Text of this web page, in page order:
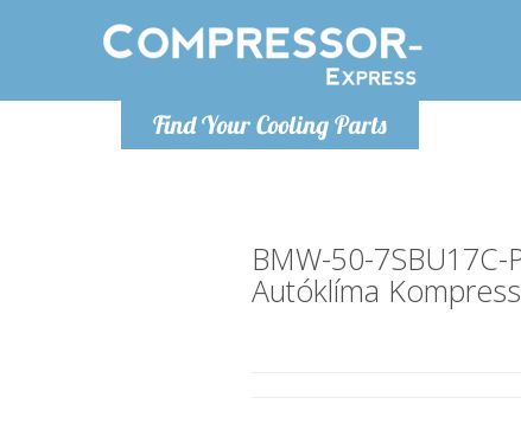
Find Your Cooling Parts
Hétfő-Péntek 9-17
+36303967994
info@compressor-express.hu
BMW-50-7SBU17C-
Autóklíma